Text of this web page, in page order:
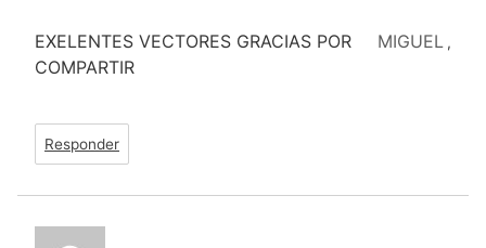
MIGUEL ,
EXELENTES VECTORES GRACIAS POR
COMPARTIR
Responder